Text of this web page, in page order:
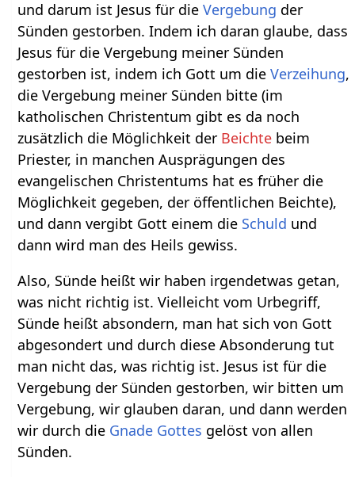
und darum ist Jesus für dieVergebung der
Sünden gestorben. Indem ich daran glaube, dass
Jesus für die Vergebung meiner Sünden
gestorben ist, indem ich Gott um dieVerzeihung,
die Vergebung meiner Sünden bitte (im
katholischen Christentum gibt es da noch
zusätzlich die Möglichkeit der Beichte beim
Priester, in manchen Ausprägungen des
evangelischen Christentums hat es früher die
Möglichkeit gegeben, der öffentlichen Beichte),
und dann vergibt Gott einem die Schuld und
dann wird man des Heils gewiss.
Also, Sünde heißt wir haben irgendetwas getan,
was nicht richtig ist. Vielleicht vom Urbegriff,
Sünde heißt absondern, man hat sich von Gott
abgesondert und durch diese Absonderung tut
man nicht das, was richtig ist. Jesus ist für die
Vergebung der Sünden gestorben, wir bitten um
Vergebung, wir glauben daran, und dann werden
wir durch die Gnade Gottes gelöst von allen
Sünden.